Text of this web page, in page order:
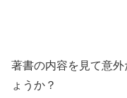
著書の内容を見て意
ょうか？